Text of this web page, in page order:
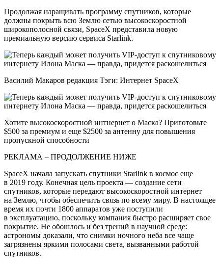
Продолжая наращивать программу спутников, которые
должны покрыть всю Землю сетью высокоскоростной
широкополосной связи, SpaceX представила новую
премиальную версию сервиса Starlink.
Василий Макаров редакция Тэги: Интернет SpaceX
Хотите высокоскоростной интнернет о Маска? Приготовьте
$500 за премиум и еще $2500 за антенну для повышения
пропускной способности
РЕКЛАМА – ПРОДОЛЖЕНИЕ НИЖЕ
SpaceX начала запускать спутники Starlink в космос еще
в 2019 году. Конечная цель проекта — создание сети
спутников, которые передают высокоскоростной интернет
на Землю, чтобы обеспечить связь по всему миру. В настоящее
время их почти 1800 аппаратов уже поступили
в эксплуатацию, поскольку компания быстро расширяет свое
покрытие. Не обошлось и без трений в научной среде:
астрономы доказали, что снимки ночного неба все чаще
загрязнены яркими полосами света, вызванными работой
спутников.